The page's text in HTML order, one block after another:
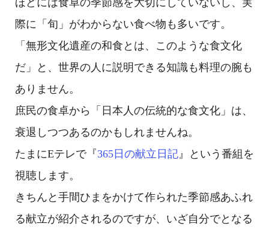
ほどには食卓の季節感を大切にしていないし、実
際に「旬」がわからない食べ物も多いです。
「無形文化遺産の和食とは、このような食文化
だ」と、世界の人に説明できる知識も料理の腕も
ありません。
庶民の食卓から「日本人の伝統的な食文化」は、
衰退しつつあるのかもしれませんね。
たまにEテレで『365日の献立日記』という番組を
視聴します。
きちんと手間ひまをかけて作られた季節感あふれ
る献立が紹介されるのですが、いざ自分でとなる